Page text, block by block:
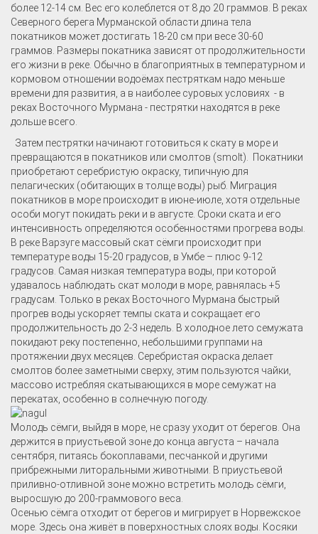
более 12-14 см. Вес его колеблется от 8 до 20 граммов. В реках
Северного берега Мурманской области длина тела
покатников может достигать 18-20 см при весе 30-60
граммов. Размеры покатника зависят от продолжительности
его жизни в реке. Обычно в благоприятных в температурном и
кормовом отношении водоёмах пестряткам надо меньше
времени для развития, а в наиболее суровых условиях - в
реках Восточного Мурмана - пестрятки находятся в реке
дольше всего.
Затем пестрятки начинают готовиться к скату в море и
превращаются в покатников или смолтов (smolt). Покатники
приобретают серебристую окраску, типичную для
пелагических (обитающих в толще воды) рыб. Миграция
покатников в море происходит в июне-июле, хотя отдельные
особи могут покидать реки и в августе. Сроки ската и его
интенсивность определяются особенностями прогрева воды.
В реке Варзуге массовый скат сёмги происходит при
температуре воды 15-20 градусов, в Умбе – плюс 9-12
градусов. Самая низкая температура воды, при которой
удавалось наблюдать скат молоди в море, равнялась +5
градусам. Только в реках Восточного Мурмана быстрый
прогрев воды ускоряет темпы ската и сокращает его
продолжительность до 2-3 недель. В холодное лето семужата
покидают реку постепенно, небольшими группами на
протяжении двух месяцев. Серебристая окраска делает
смолтов более заметными сверху, этим пользуются чайки,
массово истребляя скатывающихся в море семужат на
перекатах, особенно в солнечную погоду.
Молодь сёмги, выйдя в море, не сразу уходит от берегов. Она
держится в приустьевой зоне до конца августа – начала
сентября, питаясь бокоплавами, песчанкой и другими
прибрежными литоральными животными. В приустьевой
приливно-отливной зоне можно встретить молодь сёмги,
выросшую до 200-граммового веса.
Осенью сёмга отходит от берегов и мигрирует в Норвежское
море. Здесь она живёт в поверхностных слоях воды. Косяки